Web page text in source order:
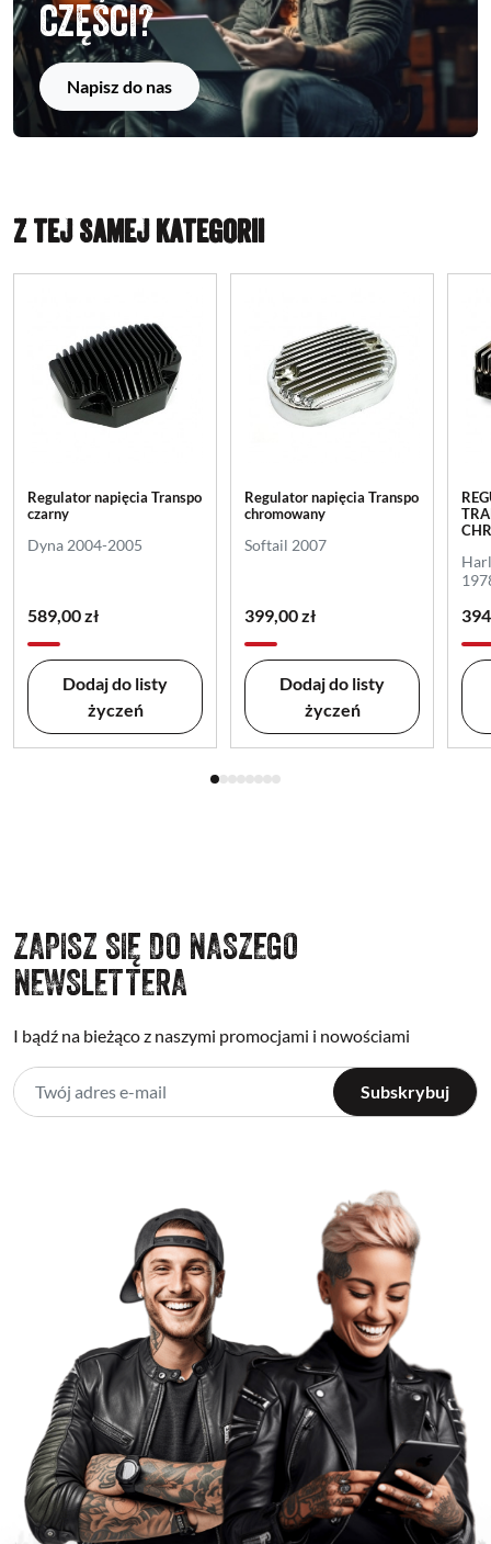
części?
Napisz do nas
Z TEJ SAMEJ KATEGORII
Regulator napięcia Transpo
czarny
Dyna 2004-2005
589,00 zł
Dodaj do listy
życzeń
Regulator napięcia Transpo
chromowany
Softail 2007
399,00 zł
Dodaj do listy
życzeń
ZAPISZ SIĘ DO NASZEGO
NEWSLETTERA
I bądź na bieżąco z naszymi promocjami i nowościami